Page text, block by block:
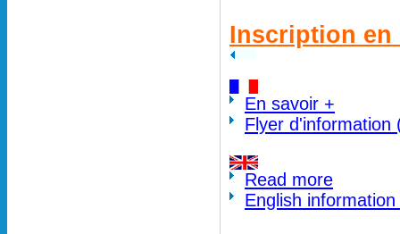
Inscription en
En savoir +
Flyer d'information
Read more
English